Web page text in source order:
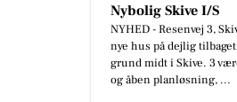
Nybolig Skive I/S
NYHED - Resenvej 3,
nye hus på dejlig
grund midt i Skive. 3
og åben planløsning, ...